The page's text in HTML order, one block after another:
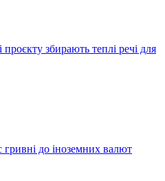
збирають теплі речі для
до іноземних валют